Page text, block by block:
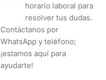
horario laboral para
resolver tus dudas.
Contáctanos por
WhatsApp y teléfono;
¡estamos aquí para
ayudarte!